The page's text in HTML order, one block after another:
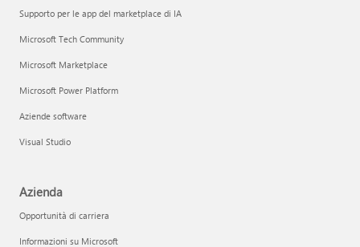
Supporto per le app del marketplace di IA
Microsoft Tech Community
Microsoft Marketplace
Microsoft Power Platform
Aziende software
Visual Studio
Azienda
Opportunità di carriera
Informazioni su Microsoft